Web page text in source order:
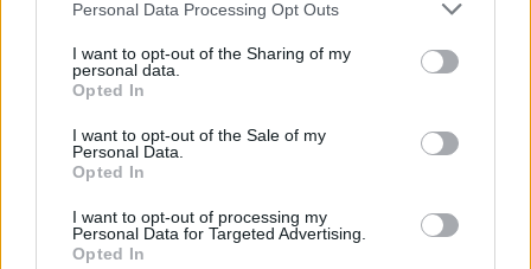
not limited to your visit or usage behaviour. You may click to
grant or deny consent to Google and its third-party tags to
use your data for below specified purposes in below Google
consent section.
Personal Data Processing Opt Outs
I want to opt-out of the Sharing of my
personal data.
Opted In
I want to opt-out of the Sale of my
Personal Data.
Opted In
I want to opt-out of processing my
Personal Data for Targeted Advertising.
Opted In
némasági fogadalmat, mert úgy vélte, hogy az
igazán fontos kérdésekről – Istenről, az etikáról, a
szépség mibenlétéről – nem lehet tudományos
értekezést tartani, tárgyilagosan beszélni, ezért
hallgatni kell róluk. A logikai aszkéta így kiszorult a
világból, már nincs hová hátrálnia, mert éppen arról
kell hallgatnia, amit igazán fontosnak tart.
A negyedik írás a huszonöt esztendeje, 2001. június
3-án elhunyt, kiváló egyetemi tanárnak,